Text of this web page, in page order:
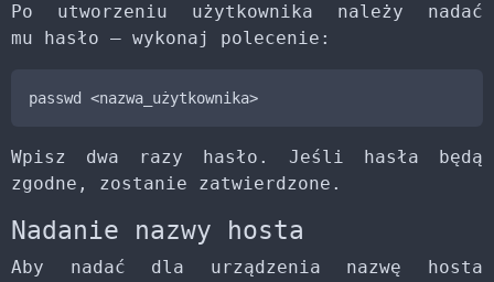
Po utworzeniu użytkownika należy nadać
mu hasło – wykonaj polecenie:
passwd <nazwa_użytkownika>
Wpisz dwa razy hasło. Jeśli hasła będą
zgodne, zostanie zatwierdzone.
Nadanie nazwy hosta
Aby nadać dla urządzenia nazwę hosta